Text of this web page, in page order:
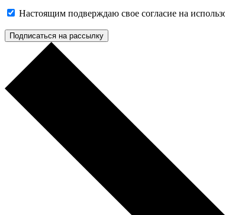
Настоящим подверждаю свое согласие на
Подписаться на рассылку